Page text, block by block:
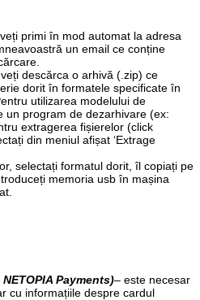
primi în mod automat la adresa
un email ce conține
descărca o arhivă (.zip) ce
dorit în formatele specificate în
utilizarea modelului de
un program de dezarhivare (ex:
extragerea fișierelor (click
din meniul afișat ‘Extrage
selectați formatul dorit, îl copiați pe
memoria usb în mașina
Payments)– este necesar
cu informațiile despre cardul